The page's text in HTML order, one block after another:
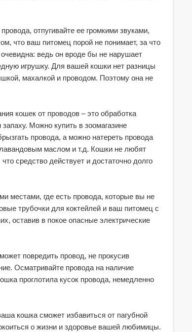
отпугивайте ее громкими звуками,
что ваш питомец порой не понимает, за что
ведь он вроде бы не нарушает
игрушку. Для вашей кошки нет разницы
махалкой и проводом. Поэтому она не
кошек от проводов – это обработка
Можно купить в зоомагазине
провода, а можно натереть провода
маслом и т.д. Кошки не любят
средство действует и достаточно долго
местами, где есть провода, которые вы не
трубочки для коктейлей и ваш питомец с
оставив в покое опасные электрические
повредить провод, не прокусив
Осматривайте провода на наличие
проглотила кусок провода, немедленно
кошка сможет избавиться от пагубной
о жизни и здоровье вашей любимицы.